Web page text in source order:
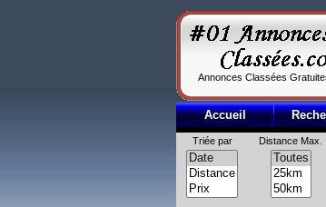
Annonces Classées
Accueil
Triée par Distance Max.